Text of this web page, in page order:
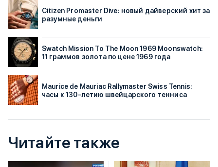
Citizen Promaster Dive: новый дайверский хит за
разумные деньги
Swatch Mission To The Moon 1969 Moonswatch:
11 граммов золота по цене 1969 года
Maurice de Mauriac Rallymaster Swiss Tennis:
часы к 130-летию швейцарского тенниса
Читайте также